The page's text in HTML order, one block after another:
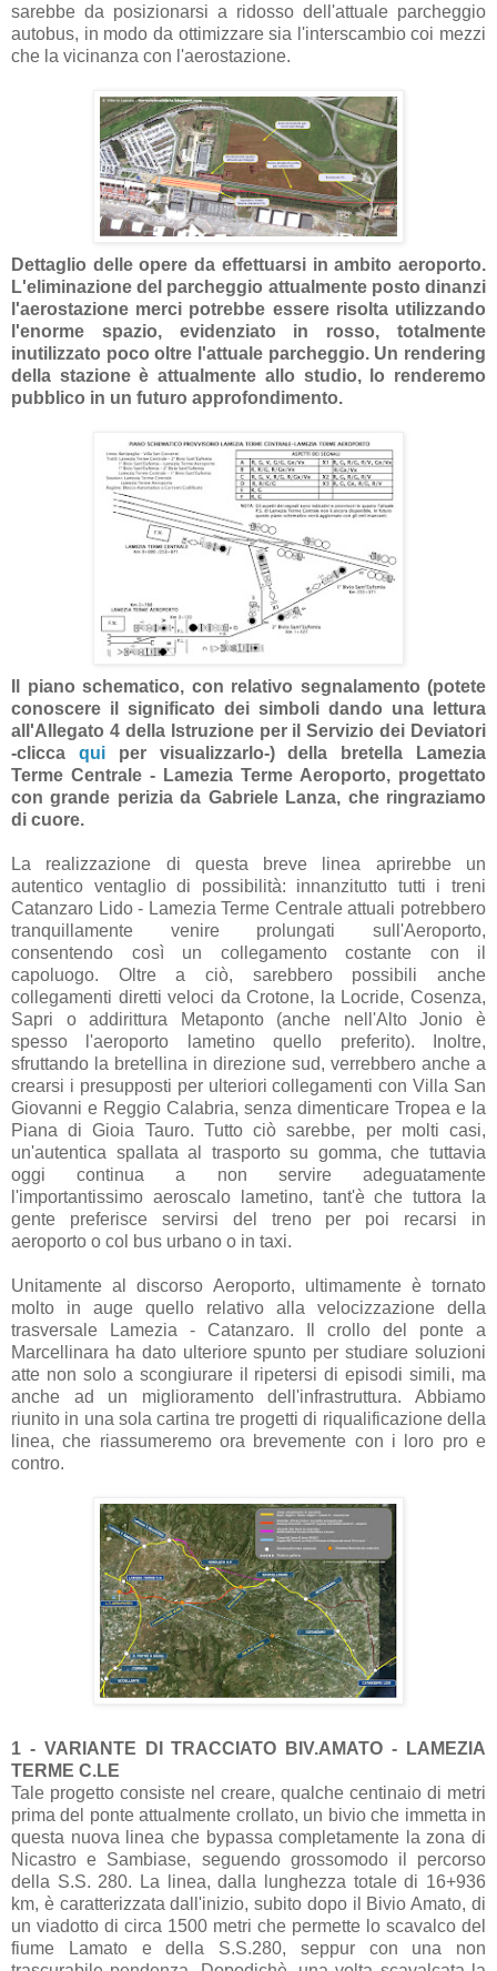
sarebbe da posizionarsi a ridosso dell'attuale parcheggio
autobus, in modo da ottimizzare sia l'interscambio coi mezzi
che la vicinanza con l'aerostazione.
Dettaglio delle opere da effettuarsi in ambito aeroporto.
L'eliminazione del parcheggio attualmente posto dinanzi
l'aerostazione merci potrebbe essere risolta utilizzando
l'enorme spazio, evidenziato in rosso, totalmente
inutilizzato poco oltre l'attuale parcheggio. Un rendering
della stazione è attualmente allo studio, lo renderemo
pubblico in un futuro approfondimento.
Il piano schematico, con relativo segnalamento (potete
conoscere il significato dei simboli dando una lettura
all'Allegato 4 della Istruzione per il Servizio dei Deviatori
-clicca quiper visualizzarlo-) della bretella Lamezia
Terme Centrale - Lamezia Terme Aeroporto, progettato
con grande perizia da Gabriele Lanza, che ringraziamo
di cuore.
La realizzazione di questa breve linea aprirebbe un
autentico ventaglio di possibilità: innanzitutto tutti i treni
Catanzaro Lido - Lamezia Terme Centrale attuali potrebbero
tranquillamente venire prolungati sull'Aeroporto,
consentendo così un collegamento costante con il
capoluogo. Oltre a ciò, sarebbero possibili anche
collegamenti diretti veloci da Crotone, la Locride, Cosenza,
Sapri o addirittura Metaponto (anche nell'Alto Jonio è
spesso l'aeroporto lametino quello preferito). Inoltre,
sfruttando la bretellina in direzione sud, verrebbero anche a
crearsi i presupposti per ulteriori collegamenti con Villa San
Giovanni e Reggio Calabria, senza dimenticare Tropea e la
Piana di Gioia Tauro. Tutto ciò sarebbe, per molti casi,
un'autentica spallata al trasporto su gomma, che tuttavia
oggi continua a non servire adeguatamente
l'importantissimo aeroscalo lametino, tant'è che tuttora la
gente preferisce servirsi del treno per poi recarsi in
aeroporto o col bus urbano o in taxi.
Unitamente al discorso Aeroporto, ultimamente è tornato
molto in auge quello relativo alla velocizzazione della
trasversale Lamezia - Catanzaro. Il crollo del ponte a
Marcellinara ha dato ulteriore spunto per studiare soluzioni
atte non solo a scongiurare il ripetersi di episodi simili, ma
anche ad un miglioramento dell'infrastruttura. Abbiamo
riunito in una sola cartina tre progetti di riqualificazione della
linea, che riassumeremo ora brevemente con i loro pro e
contro.
1 - VARIANTE DI TRACCIATO BIV.AMATO - LAMEZIA
TERME C.LE
Tale progetto consiste nel creare, qualche centinaio di metri
prima del ponte attualmente crollato, un bivio che immetta in
questa nuova linea che bypassa completamente la zona di
Nicastro e Sambiase, seguendo grossomodo il percorso
della S.S. 280. La linea, dalla lunghezza totale di 16+936
km, è caratterizzata dall'inizio, subito dopo il Bivio Amato, di
un viadotto di circa 1500 metri che permette lo scavalco del
fiume Lamato e della S.S.280, seppur con una non